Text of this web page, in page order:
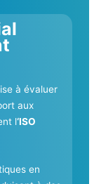
à évaluer
aux
l‘ISO
en